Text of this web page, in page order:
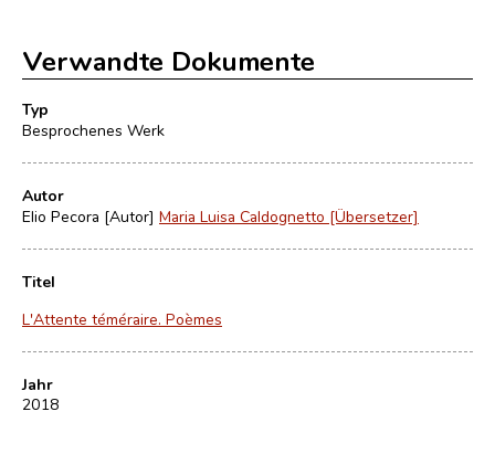
Verwandte Dokumente
Typ
Besprochenes Werk
Autor
Elio Pecora [Autor] Maria Luisa Caldognetto [Übersetzer]
Titel
L'Attente téméraire. Poèmes
Jahr
2018